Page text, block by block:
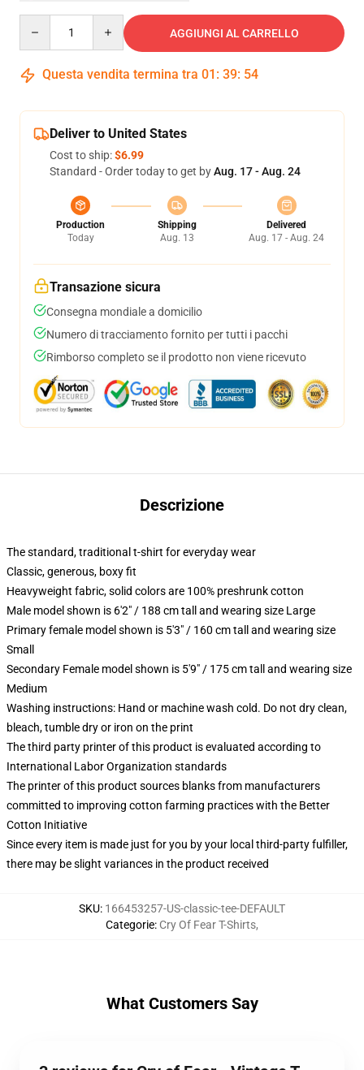
AGGIUNGI AL CARRELLO
Questa vendita termina tra 01 : 39: 53
Deliver to United States
Cost to ship:$6.99
Standard - Order today to get byAug. 17 - Aug. 24
Production
Today
Shipping
Aug. 13
Delivered
Aug. 17 - Aug. 24
Transazione sicura
Consegna mondiale a domicilio
Numero di tracciamento fornito per tutti i pacchi
Rimborso completo se il prodotto non viene ricevuto
Descrizione
The standard, traditional t-shirt for everyday wear
Classic, generous, boxy fit
Heavyweight fabric, solid colors are 100% preshrunk cotton
Male model shown is 6'2" / 188 cm tall and wearing size Large
Primary female model shown is 5'3" / 160 cm tall and wearing size
Small
Secondary Female model shown is 5'9" / 175 cm tall and wearing size
Medium
Washing instructions: Hand or machine wash cold. Do not dry clean,
bleach, tumble dry or iron on the print
The third party printer of this product is evaluated according to
International Labor Organization standards
The printer of this product sources blanks from manufacturers
committed to improving cotton farming practices with the Better
Cotton Initiative
Since every item is made just for you by your local third-party fulfiller,
there may be slight variances in the product received
SKU: 166453257-US-classic-tee-DEFAULT
Categorie: Cry Of Fear T-Shirts,
What Customers Say